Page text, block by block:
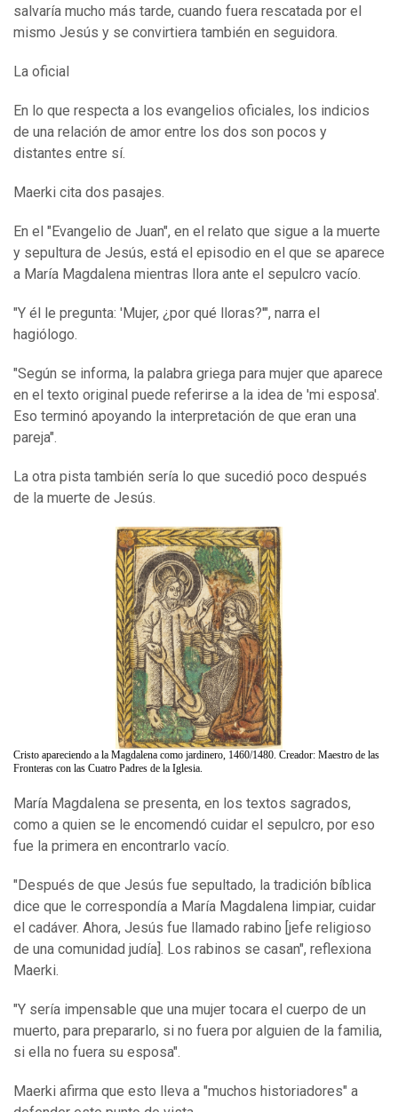
salvaría mucho más tarde, cuando fuera rescatada por el
mismo Jesús y se convirtiera también en seguidora.
La oficial
En lo que respecta a los evangelios oficiales, los indicios
de una relación de amor entre los dos son pocos y
distantes entre sí.
Maerki cita dos pasajes.
En el "Evangelio de Juan", en el relato que sigue a la muerte
y sepultura de Jesús, está el episodio en el que se aparece
a María Magdalena mientras llora ante el sepulcro vacío.
"Y él le pregunta: 'Mujer, ¿por qué lloras?'", narra el
hagiólogo.
"Según se informa, la palabra griega para mujer que aparece
en el texto original puede referirse a la idea de 'mi esposa'.
Eso terminó apoyando la interpretación de que eran una
pareja".
La otra pista también sería lo que sucedió poco después
de la muerte de Jesús.
Cristo apareciendo a la Magdalena como jardinero, 1460/1480. Creador: Maestro de las
Fronteras con las Cuatro Padres de la Iglesia.
María Magdalena se presenta, en los textos sagrados,
como a quien se le encomendó cuidar el sepulcro, por eso
fue la primera en encontrarlo vacío.
"Después de que Jesús fue sepultado, la tradición bíblica
dice que le correspondía a María Magdalena limpiar, cuidar
el cadáver. Ahora, Jesús fue llamado rabino [jefe religioso
de una comunidad judía]. Los rabinos se casan", reflexiona
Maerki.
"Y sería impensable que una mujer tocara el cuerpo de un
muerto, para prepararlo, si no fuera por alguien de la familia,
si ella no fuera su esposa".
Maerki afirma que esto lleva a "muchos historiadores" a